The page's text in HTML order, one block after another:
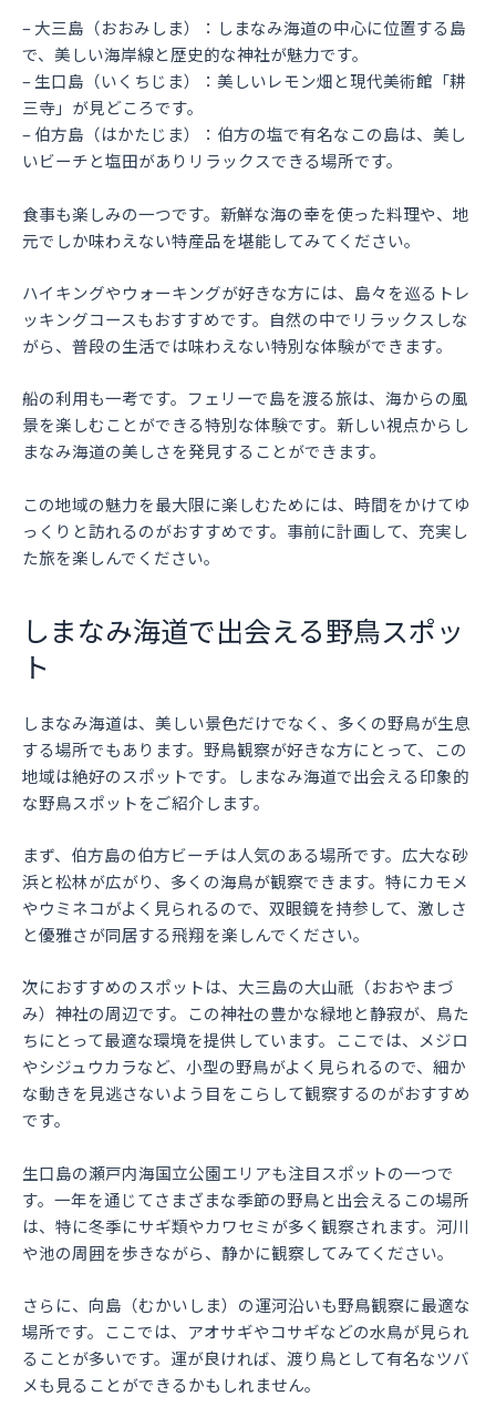
– 大三島（おおみしま）：しまなみ海道の中心に位置する島
で、美しい海岸線と歴史的な神社が魅力です。
– 生口島（いくちじま）：美しいレモン畑と現代美術館「耕
三寺」が見どころです。
– 伯方島（はかたじま）：伯方の塩で有名なこの島は、美し
いビーチと塩田がありリラックスできる場所です。
食事も楽しみの一つです。新鮮な海の幸を使った料理や、地
元でしか味わえない特産品を堪能してみてください。
ハイキングやウォーキングが好きな方には、島々を巡るトレ
ッキングコースもおすすめです。自然の中でリラックスしな
がら、普段の生活では味わえない特別な体験ができます。
船の利用も一考です。フェリーで島を渡る旅は、海からの風
景を楽しむことができる特別な体験です。新しい視点からし
まなみ海道の美しさを発見することができます。
この地域の魅力を最大限に楽しむためには、時間をかけてゆ
っくりと訪れるのがおすすめです。事前に計画して、充実し
た旅を楽しんでください。
しまなみ海道で出会える野鳥スポッ
ト
しまなみ海道は、美しい景色だけでなく、多くの野鳥が生息
する場所でもあります。野鳥観察が好きな方にとって、この
地域は絶好のスポットです。しまなみ海道で出会える印象的
な野鳥スポットをご紹介します。
まず、伯方島の伯方ビーチは人気のある場所です。広大な砂
浜と松林が広がり、多くの海鳥が観察できます。特にカモメ
やウミネコがよく見られるので、双眼鏡を持参して、激しさ
と優雅さが同居する飛翔を楽しんでください。
次におすすめのスポットは、大三島の大山祇（おおやまづ
み）神社の周辺です。この神社の豊かな緑地と静寂が、鳥た
ちにとって最適な環境を提供しています。ここでは、メジロ
やシジュウカラなど、小型の野鳥がよく見られるので、細か
な動きを見逃さないよう目をこらして観察するのがおすすめ
です。
生口島の瀬戸内海国立公園エリアも注目スポットの一つで
す。一年を通じてさまざまな季節の野鳥と出会えるこの場所
は、特に冬季にサギ類やカワセミが多く観察されます。河川
や池の周囲を歩きながら、静かに観察してみてください。
さらに、向島（むかいしま）の運河沿いも野鳥観察に最適な
場所です。ここでは、アオサギやコサギなどの水鳥が見られ
ることが多いです。運が良ければ、渡り鳥として有名なツバ
メも見ることができるかもしれません。